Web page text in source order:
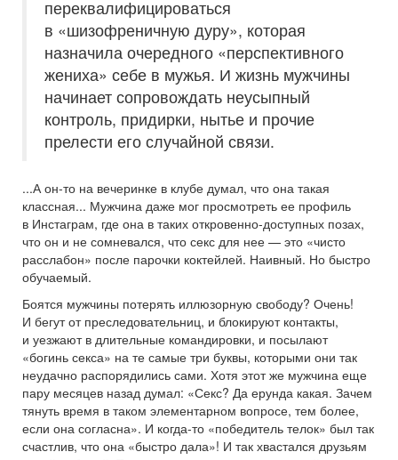
переквалифицироваться
в «шизофреничную дуру», которая
назначила очередного «перспективного
жениха» себе в мужья. И жизнь мужчины
начинает сопровождать неусыпный
контроль, придирки, нытье и прочие
прелести его случайной связи.
...А он-то на вечеринке в клубе думал, что она такая
классная... Мужчина даже мог просмотреть ее профиль
в Инстаграм, где она в таких откровенно-доступных позах,
что он и не сомневался, что секс для нее — это «чисто
расслабон» после парочки коктейлей. Наивный. Но быстро
обучаемый.
Боятся мужчины потерять иллюзорную свободу? Очень!
И бегут от преследовательниц, и блокируют контакты,
и уезжают в длительные командировки, и посылают
«богинь секса» на те самые три буквы, которыми они так
неудачно распорядились сами. Хотя этот же мужчина еще
пару месяцев назад думал: «Секс? Да ерунда какая. Зачем
тянуть время в таком элементарном вопросе, тем более,
если она согласна». И когда-то «победитель телок» был так
счастлив, что она «быстро дала»! И так хвастался друзьям